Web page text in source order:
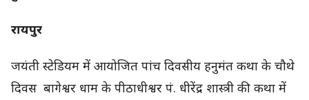
रायपुर
जयंती स्टेडियम में आयोजित पांच दिवसीय हनुमंत कथा के चौथे
दिवस बागेश्वर धाम के पीठाधीश्वर पं. धीरेंद्र शास्त्री की कथा में